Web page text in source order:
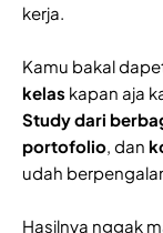
kerja.
Kamu bakal
kelas kapan aja
Study dari
portofolio, dan
udah
Hasilnya nggak